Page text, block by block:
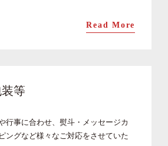
Read More
等
行事に合わせ、熨斗・メッセージカ
ングなど様々なご対応をさせていた